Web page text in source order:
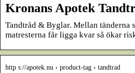
Kronans Apotek
Tandtråd & Byglar. Mellan tänderna
matresterna får ligga kvar så ökar
http s://apotek.nu › product-tag › tandtrad